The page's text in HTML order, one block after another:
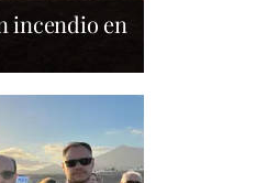
incendio en